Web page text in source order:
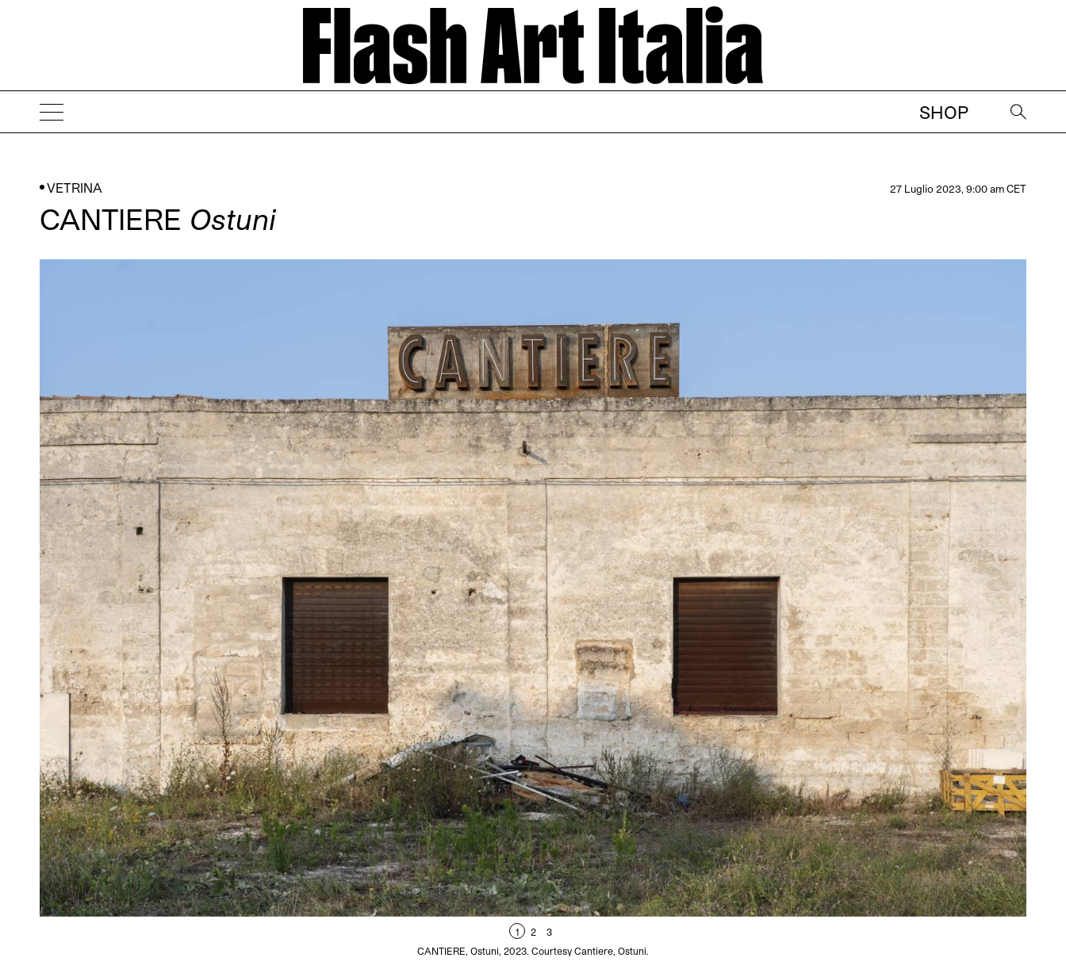
SHOP
→
VETRINA 27 Luglio 2023, 9:00 am CET
CANTIERE Ostuni
1 2
3
CANTIERE, Ostuni, 2023. Courtesy Cantiere, Ostuni.